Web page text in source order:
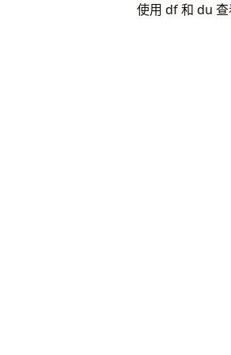
使用 df 和 du